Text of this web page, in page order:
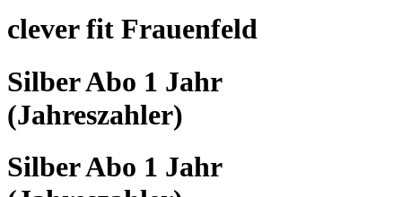
clever fit Frauenfeld
Silber Abo 1 Jahr
(Jahreszahler)
Silber Abo 1 Jahr